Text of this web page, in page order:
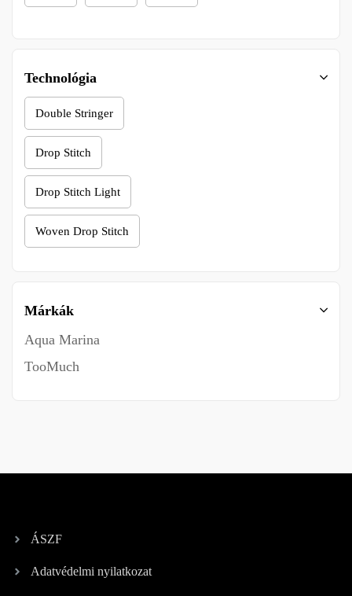
Technológia
Double Stringer
Drop Stitch
Drop Stitch Light
Woven Drop Stitch
Márkák
Aqua Marina
TooMuch
ÁSZF
Adatvédelmi nyilatkozat